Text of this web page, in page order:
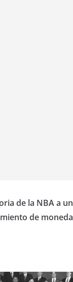
de la NBA a un
de moneda